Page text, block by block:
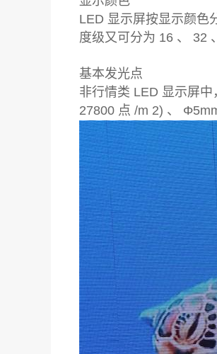
LED 显示屏按显示颜色
度级又可分为 16 、 32
基本发光点
非行情类 LED 显示屏
27800 点 /m 2) 、